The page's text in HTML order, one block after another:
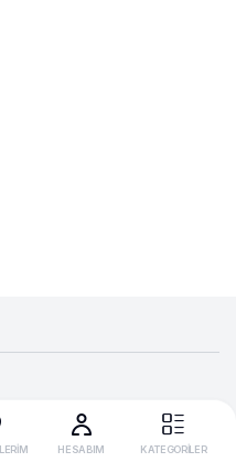
HESABIM KATEGORİLER